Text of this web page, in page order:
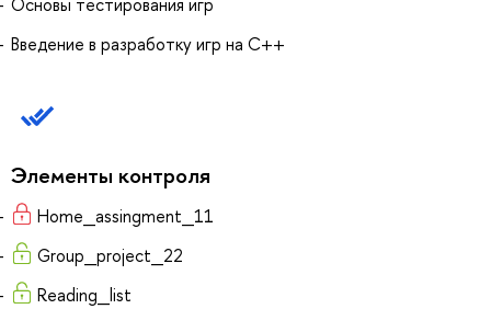
Основы тестирования игр
Введение в разработку игр на C++
Элементы контроля
Home_assingment_11
Group_project_22
Reading_list